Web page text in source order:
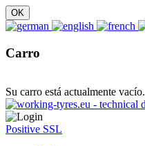
Carro
Su carro está actualmente vacío.
Positive SSL